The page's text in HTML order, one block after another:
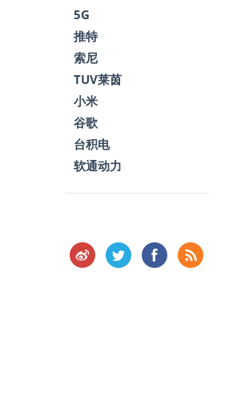
5G
推特
索尼
TUV莱茵
小米
谷歌
台积电
软通动力